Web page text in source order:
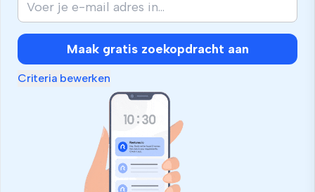
Maak gratis zoekopdracht aan
Criteria bewerken